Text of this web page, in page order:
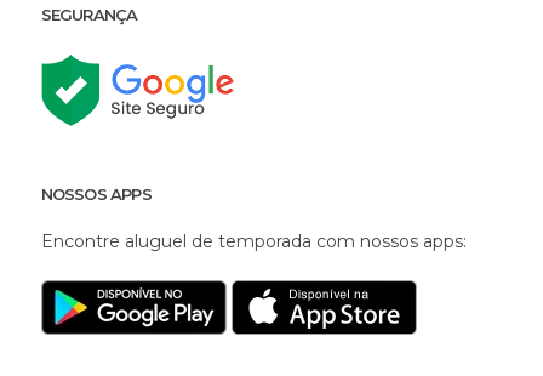
SEGURANÇA
NOSSOS APPS
Encontre aluguel de temporada com nossos apps: